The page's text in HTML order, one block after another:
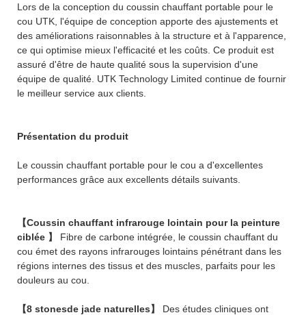
Lors de la conception du coussin chauffant portable pour le
cou UTK, l'équipe de conception apporte des ajustements et
des améliorations raisonnables à la structure et à l'apparence,
ce qui optimise mieux l'efficacité et les coûts. Ce produit est
assuré d'être de haute qualité sous la supervision d'une
équipe de qualité. UTK Technology Limited continue de fournir
le meilleur service aux clients.
Présentation du produit
Le coussin chauffant portable pour le cou a d'excellentes
performances grâce aux excellents détails suivants.
【Coussin chauffant infrarouge lointain pour la peinture
ciblée 】 Fibre de carbone intégrée, le coussin chauffant du
cou émet des rayons infrarouges lointains pénétrant dans les
régions internes des tissus et des muscles, parfaits pour les
douleurs au cou.
【8 stonesde jade naturelles】 Des études cliniques ont